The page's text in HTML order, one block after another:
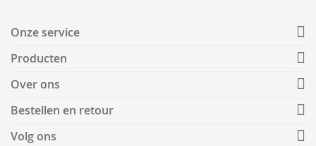
Onze service
Producten
Over ons
Bestellen en retour
Volg ons